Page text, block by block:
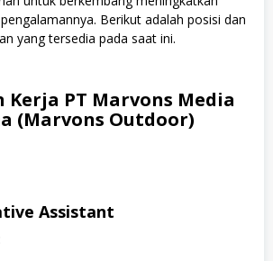
Berikut adalah posisi dan
yang tersedia pada saat ini.
Kerja PT Marvons Media
(Marvons Outdoor)
Assistant